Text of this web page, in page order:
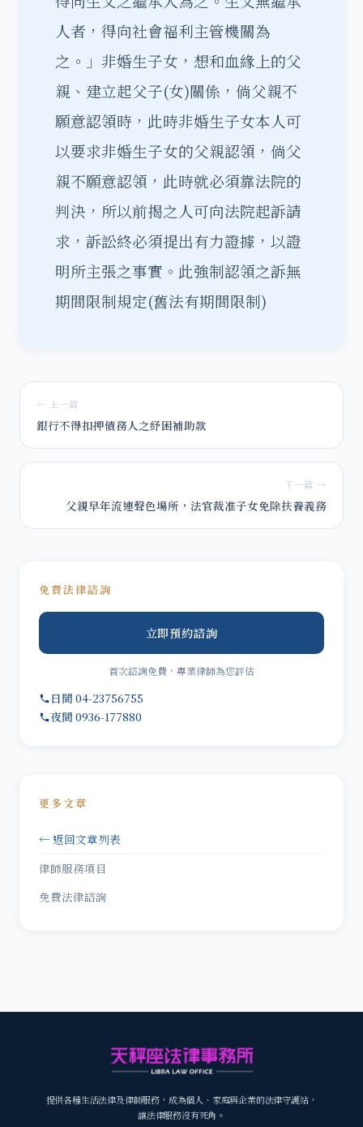
人者，得向社會福利主管機關為
之。」非婚生子女，想和血緣上的父
親、建立起父子(女)關係，倘父親不
願意認領時，此時非婚生子女本人可
以要求非婚生子女的父親認領，倘父
親不願意認領，此時就必須靠法院的
判決，所以前揭之人可向法院起訴請
求，訴訟終必須提出有力證據，以證
明所主張之事實。此強制認領之訴無
期間限制規定(舊法有期間限制)
← 上一篇
銀行不得扣押債務人之紓困補助款
下一篇 →
父親早年流連聲色場所，法官裁准子女免除扶養義務
免費法律諮詢
立即預約諮詢
首次諮詢免費，專業律師為您評估
日間 04-23756755
夜間 0936-177880
更多文章
← 返回文章列表
律師服務項目
免費法律諮詢
提供各種生活法律及律師服務，成為個人、家庭與企業的法律守護站，
讓法律服務沒有死角。